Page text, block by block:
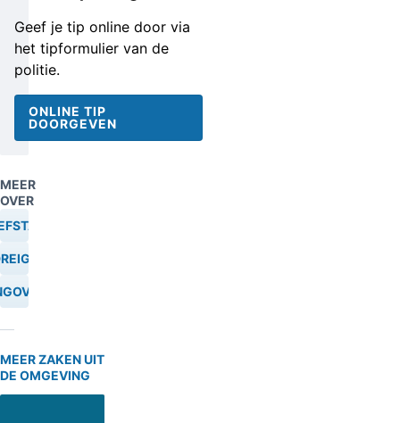
Geef je tip online door via
het tipformulier van de
politie.
ONLINE TIP
DOORGEVEN
MEER
OVER
MEER ZAKEN UIT
DE OMGEVING